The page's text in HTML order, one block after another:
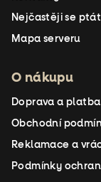
Nejčastěji se
Mapa serveru
O nákupu
Doprava a platba
Obchodní
Reklamace a
Podmínky